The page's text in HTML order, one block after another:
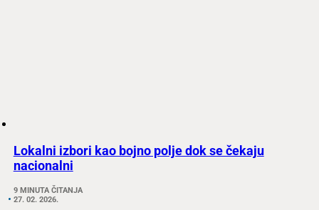
Lokalni izbori kao bojno polje dok se čekaju
nacionalni
9 MINUTA ČITANJA
27. 02. 2026.